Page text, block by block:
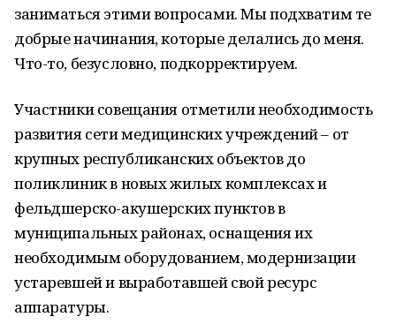
заниматься этими вопросами. Мы подхватим те
добрые начинания, которые делались до меня.
Что-то, безусловно, подкорректируем.
Участники совещания отметили необходимость
развития сети медицинских учреждений – от
крупных республиканских объектов до
поликлиник в новых жилых комплексах и
фельдшерско-акушерских пунктов в
муниципальных районах, оснащения их
необходимым оборудованием, модернизации
устаревшей и выработавшей свой ресурс
аппаратуры.